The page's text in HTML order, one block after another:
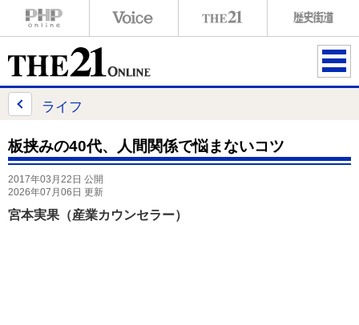
ME
ライフ
板挟みの40代、人間関係で悩まないコツ
2017年03月22日 公開
2026年07月06日 更新
宮本実果（産業カウンセラー）